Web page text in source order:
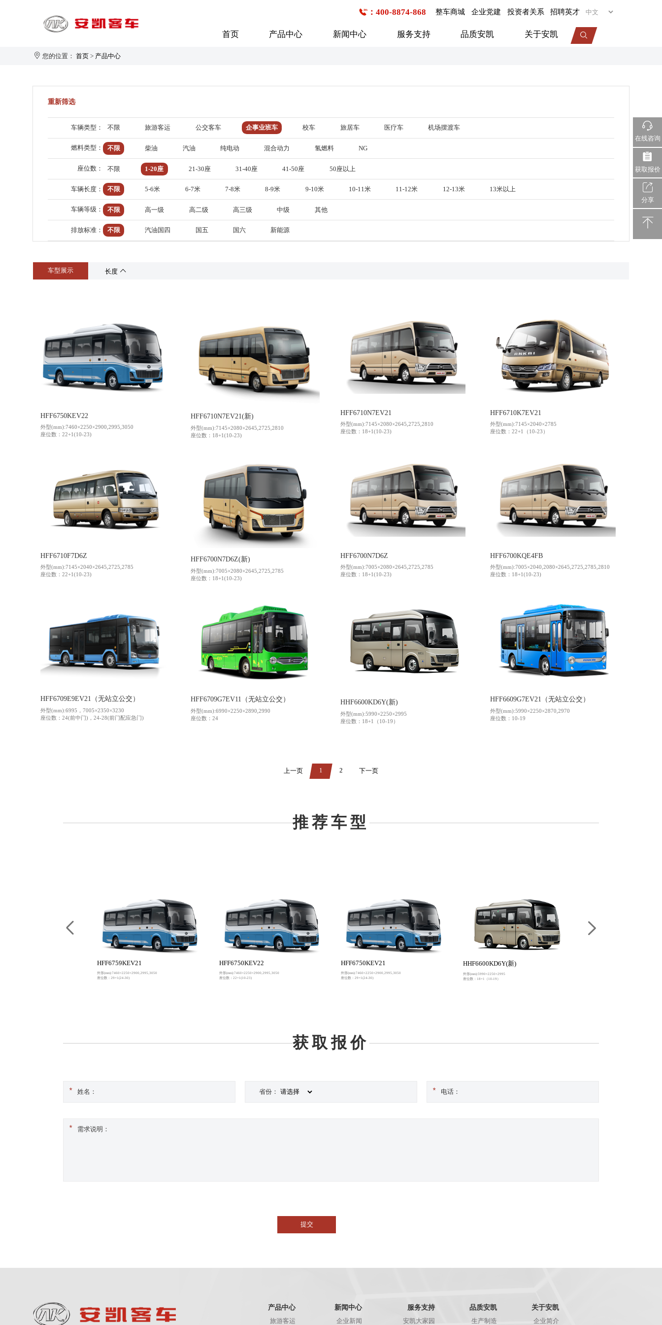
在线咨询
获取报价
分享
：400-8874-868 整车商城 企业党建 投资者关系 招聘英才
首页 产品中心
31-40座
41-50座
50座以上
7-8米
8-9米
9-10米
11-12米
12-13米
13米以上
21-30座
41-50座
50座以上
21-30座
医疗车
获取报价：
新闻中心
企业新闻 行业新闻
活动专题 世界的安凯
服务支持
安凯大家园 购车流程
供应商加盟 信息公开 维修技术信息 电池回收
品质安凯
生产制造 技术研发
关于安凯
企业简介 企业文化
领导关怀 联系我们
您的位置：首页 > 产品中心
重新筛选
车辆类型： 不限 旅游客运 公交客车 企事业班车 校车 旅居车 医疗车 机场摆渡车
燃料类型： 不限 柴油 汽油 纯电动 混合动力 氢燃料 NG
座位数： 不限 1-20座 21-30座 31-40座 41-50座 50座以上
车辆长度： 不限 5-6米 6-7米 7-8米 8-9米 9-10米 10-11米 11-12米 12-13米 13米以上
车辆等级： 不限 高一级 高二级 高三级 中级 其他
排放标准： 不限 汽油国四 国五 国六 新能源
车型展示 长度
HFF6750KEV22
外型(mm):7460×2250×2900,2995,3050
座位数：22+1(10-23)
HFF6710N7EV21(新)
外型(mm):7145×2080×2645,2725,2810
座位数：18+1(10-23)
HFF6710N7EV21
外型(mm):7145×2080×2645,2725,2810
座位数：18+1(10-23)
HFF6710K7EV21
外型(mm):7145×2040×2785
座位数：22+1（10-23）
HFF6710F7D6Z
外型(mm):7145×2040×2645,2725,2785
座位数：22+1(10-23)
HFF6700N7D6Z(新)
外型(mm):7005×2080×2645,2725,2785
座位数：18+1(10-23)
HFF6700N7D6Z
外型(mm):7005×2080×2645,2725,2785
座位数：18+1(10-23)
HFF6700KQE4FB
外型(mm):7005×2040,2080×2645,2725,2785,2810
座位数：18+1(10-23)
HFF6709E9EV21（无站立公交）
外型(mm):6995，7005×2350×3230
座位数：24(前中门)，24-28(前门配应急门)
HFF6709G7EV11（无站立公交）
外型(mm):6990×2250×2890,2990
座位数：24
HHF6600KD6Y(新)
外型(mm):5990×2250×2995
座位数：18+1（10-19）
HFF6609G7EV21（无站立公交）
外型(mm):5990×2250×2870,2970
座位数：10-19
上一页 1 2 下一页
推荐车型
HFF6759KEV21
外形(mm):7460×2250×2900,2995,3050
座位数：29+1(24-30)
HFF6750KEV22
外形(mm):7460×2250×2900,2995,3050
座位数：22+1(10-23)
HFF6750KEV21
外形(mm):7460×2250×2900,2995,3050
座位数：29+1(24-30)
HHF6600KD6Y(新)
外形(mm):5990×2250×2995
座位数：18+1（10-19）
获取报价
姓名： 省份： 电话：
需求说明：
产品中心
旅游客运
新闻中心
企业新闻
服务支持
安凯大家园
品质安凯
生产制造
关于安凯
企业简介